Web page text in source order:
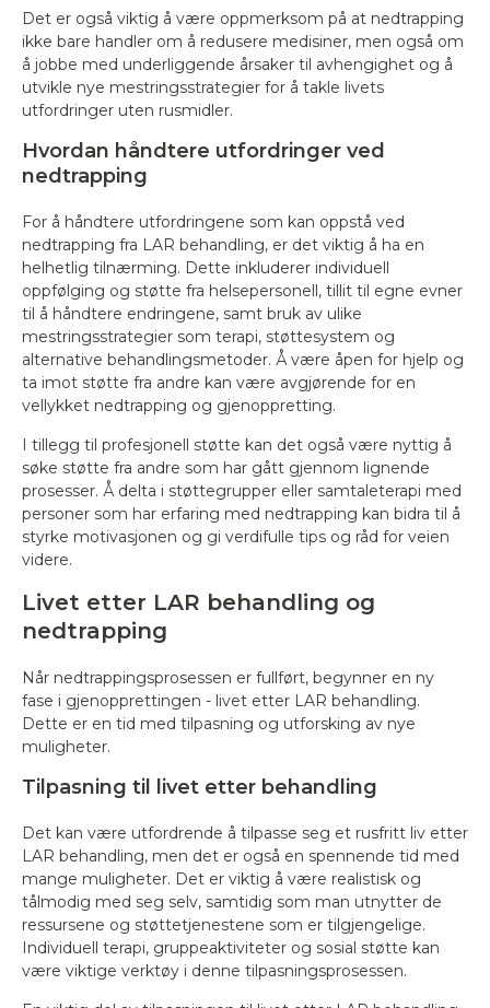
Det er også viktig å være oppmerksom på at nedtrapping
ikke bare handler om å redusere medisiner, men også om
å jobbe med underliggende årsaker til avhengighet og å
utvikle nye mestringsstrategier for å takle livets
utfordringer uten rusmidler.
Hvordan håndtere utfordringer ved
nedtrapping
For å håndtere utfordringene som kan oppstå ved
nedtrapping fra LAR behandling, er det viktig å ha en
helhetlig tilnærming. Dette inkluderer individuell
oppfølging og støtte fra helsepersonell, tillit til egne evner
til å håndtere endringene, samt bruk av ulike
mestringsstrategier som terapi, støttesystem og
alternative behandlingsmetoder. Å være åpen for hjelp og
ta imot støtte fra andre kan være avgjørende for en
vellykket nedtrapping og gjenoppretting.
I tillegg til profesjonell støtte kan det også være nyttig å
søke støtte fra andre som har gått gjennom lignende
prosesser. Å delta i støttegrupper eller samtaleterapi med
personer som har erfaring med nedtrapping kan bidra til å
styrke motivasjonen og gi verdifulle tips og råd for veien
videre.
Livet etter LAR behandling og
nedtrapping
Når nedtrappingsprosessen er fullført, begynner en ny
fase i gjenopprettingen - livet etter LAR behandling.
Dette er en tid med tilpasning og utforsking av nye
muligheter.
Tilpasning til livet etter behandling
Det kan være utfordrende å tilpasse seg et rusfritt liv etter
LAR behandling, men det er også en spennende tid med
mange muligheter. Det er viktig å være realistisk og
tålmodig med seg selv, samtidig som man utnytter de
ressursene og støttetjenestene som er tilgjengelige.
Individuell terapi, gruppeaktiviteter og sosial støtte kan
være viktige verktøy i denne tilpasningsprosessen.